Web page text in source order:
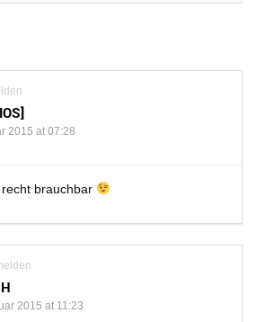
2015 at 07:28
brauchbar
2015 at 11:23